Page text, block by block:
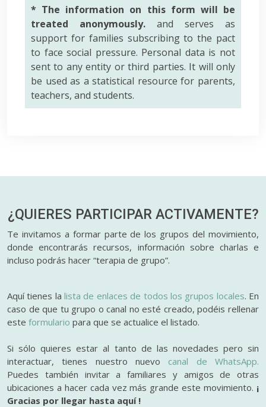
* The information on this form will be
treated anonymously. and serves as
support for families subscribing to the pact
to face social pressure. Personal data is not
sent to any entity or third parties. It will only
be used as a statistical resource for parents,
teachers, and students.
¿QUIERES PARTICIPAR ACTIVAMENTE?
Te invitamos a formar parte de los grupos del movimiento,
donde encontrarás recursos, información sobre charlas e
incluso podrás hacer “terapia de grupo”.
Aquí tienes lalista de enlaces de todos los grupos locales. En
caso de que tu grupo o canal no esté creado, podéis rellenar
este formulario para que se actualice el listado.
Si sólo quieres estar al tanto de las novedades pero sin
interactuar, tienes nuestro nuevo canal de WhatsApp.
Puedes también invitar a familiares y amigos de otras
ubicaciones a hacer cada vez más grande este movimiento. ¡
Gracias por llegar hasta aquí !